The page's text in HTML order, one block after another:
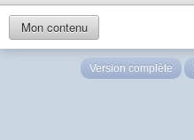
Mon contenu
Version complète